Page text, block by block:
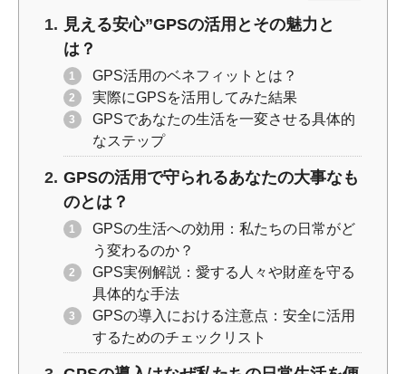
見える安心”GPSの活用とその魅力と
は？
GPS活用のベネフィットとは？
実際にGPSを活用してみた結果
GPSであなたの生活を一変させる具体的
なステップ
GPSの活用で守られるあなたの大事なも
のとは？
GPSの生活への効用：私たちの日常がど
う変わるのか？
GPS実例解説：愛する人々や財産を守る
具体的な手法
GPSの導入における注意点：安全に活用
するためのチェックリスト